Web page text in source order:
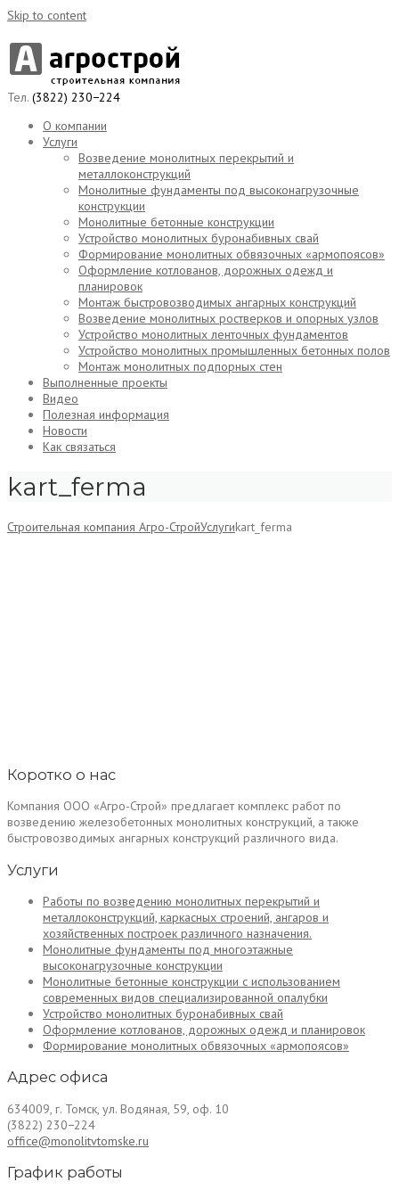
Skip to content
Тел. (3822) 230−224
О компании
Услуги
Возведение монолитных перекрытий и
металлоконструкций
Монолитные фундаменты под высоконагрузочные
конструкции
Монолитные бетонные конструкции
Устройство монолитных буронабивных свай
Формирование монолитных обвязочных «армопоясов»
Оформление котлованов, дорожных одежд и
планировок
Монтаж быстровозводимых ангарных конструкций
Возведение монолитных ростверков и опорных узлов
Устройство монолитных ленточных фундаментов
Устройство монолитных промышленных бетонных полов
Монтаж монолитных подпорных стен
Выполненные проекты
Видео
Полезная информация
Новости
Как связаться
kart_ferma
Строительная компания Агро-СтройУслугиkart_ferma
Коротко о нас
Компания ООО «Агро-Строй» предлагает комплекс работ по
возведению железобетонных монолитных конструкций, а также
быстровозводимых ангарных конструкций различного вида.
Услуги
Работы по возведению монолитных перекрытий и
металлоконструкций, каркасных строений, ангаров и
хозяйственных построек различного назначения.
Монолитные фундаменты под многоэтажные
высоконагрузочные конструкции
Монолитные бетонные конструкции с использованием
современных видов специализированной опалубки
Устройство монолитных буронабивных свай
Оформление котлованов, дорожных одежд и планировок
Формирование монолитных обвязочных «армопоясов»
Адрес офиса
634009, г. Томск, ул. Водяная, 59, оф. 10
(3822) 230−224
office@monolitvtomske.ru
График работы